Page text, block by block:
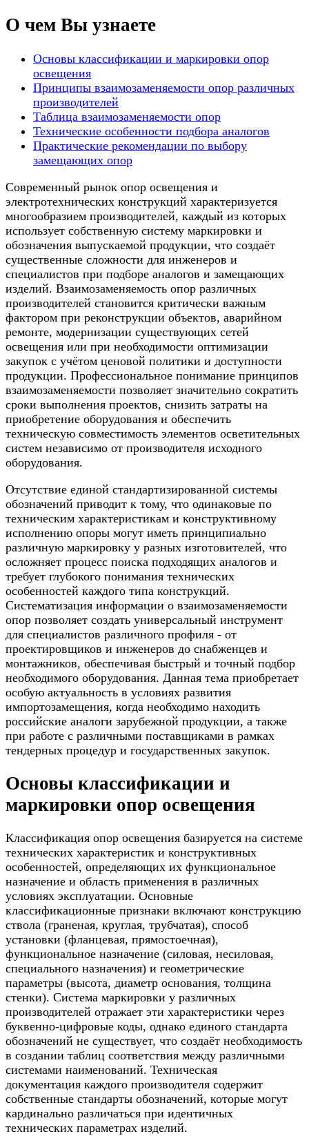
О чем Вы узнаете
Основы классификации и маркировки опор
освещения
Принципы взаимозаменяемости опор различных
производителей
Таблица взаимозаменяемости опор
Технические особенности подбора аналогов
Практические рекомендации по выбору
замещающих опор
Современный рынок опор освещения и
электротехнических конструкций характеризуется
многообразием производителей, каждый из которых
использует собственную систему маркировки и
обозначения выпускаемой продукции, что создаёт
существенные сложности для инженеров и
специалистов при подборе аналогов и замещающих
изделий. Взаимозаменяемость опор различных
производителей становится критически важным
фактором при реконструкции объектов, аварийном
ремонте, модернизации существующих сетей
освещения или при необходимости оптимизации
закупок с учётом ценовой политики и доступности
продукции. Профессиональное понимание принципов
взаимозаменяемости позволяет значительно сократить
сроки выполнения проектов, снизить затраты на
приобретение оборудования и обеспечить
техническую совместимость элементов осветительных
систем независимо от производителя исходного
оборудования.
Отсутствие единой стандартизированной системы
обозначений приводит к тому, что одинаковые по
техническим характеристикам и конструктивному
исполнению опоры могут иметь принципиально
различную маркировку у разных изготовителей, что
осложняет процесс поиска подходящих аналогов и
требует глубокого понимания технических
особенностей каждого типа конструкций.
Систематизация информации о взаимозаменяемости
опор позволяет создать универсальный инструмент
для специалистов различного профиля - от
проектировщиков и инженеров до снабженцев и
монтажников, обеспечивая быстрый и точный подбор
необходимого оборудования. Данная тема приобретает
особую актуальность в условиях развития
импортозамещения, когда необходимо находить
российские аналоги зарубежной продукции, а также
при работе с различными поставщиками в рамках
тендерных процедур и государственных закупок.
Основы классификации и
маркировки опор освещения
Классификация опор освещения базируется на системе
технических характеристик и конструктивных
особенностей, определяющих их функциональное
назначение и область применения в различных
условиях эксплуатации. Основные
классификационные признаки включают конструкцию
ствола (граненая, круглая, трубчатая), способ
установки (фланцевая, прямостоечная),
функциональное назначение (силовая, несиловая,
специального назначения) и геометрические
параметры (высота, диаметр основания, толщина
стенки). Система маркировки у различных
производителей отражает эти характеристики через
буквенно-цифровые коды, однако единого стандарта
обозначений не существует, что создаёт необходимость
в создании таблиц соответствия между различными
системами наименований. Техническая
документация каждого производителя содержит
собственные стандарты обозначений, которые могут
кардинально различаться при идентичных
технических параметрах изделий.